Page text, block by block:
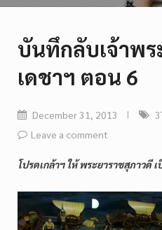
บันทึกลับเจ้าพ
เดชาฯ ตอน 6
December 31, 2013
Leave a comment
โปรดเกล้าฯ ให้ พระยาราชสุภาว